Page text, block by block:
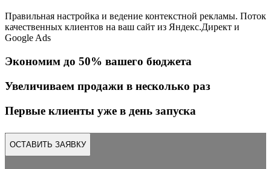
Правильная настройка и ведение контекстной рекламы. Поток
качественных клиентов на ваш сайт из Яндекс.Директ и
Google Ads
Экономим до 50% вашего бюджета
Увеличиваем продажи в несколько раз
Первые клиенты уже в день запуска
ОСТАВИТЬ ЗАЯВКУ